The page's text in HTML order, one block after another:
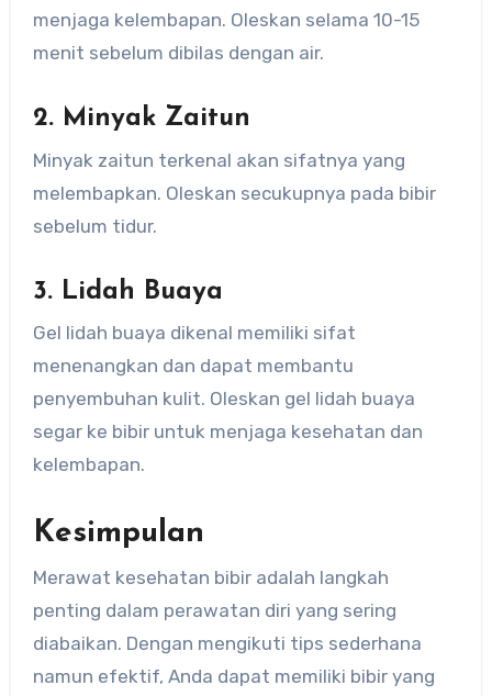
menjaga kelembapan. Oleskan selama 10-15
menit sebelum dibilas dengan air.
2. Minyak Zaitun
Minyak zaitun terkenal akan sifatnya yang
melembapkan. Oleskan secukupnya pada bibir
sebelum tidur.
3. Lidah Buaya
Gel lidah buaya dikenal memiliki sifat
menenangkan dan dapat membantu
penyembuhan kulit. Oleskan gel lidah buaya
segar ke bibir untuk menjaga kesehatan dan
kelembapan.
Kesimpulan
Merawat kesehatan bibir adalah langkah
penting dalam perawatan diri yang sering
diabaikan. Dengan mengikuti tips sederhana
namun efektif, Anda dapat memiliki bibir yang